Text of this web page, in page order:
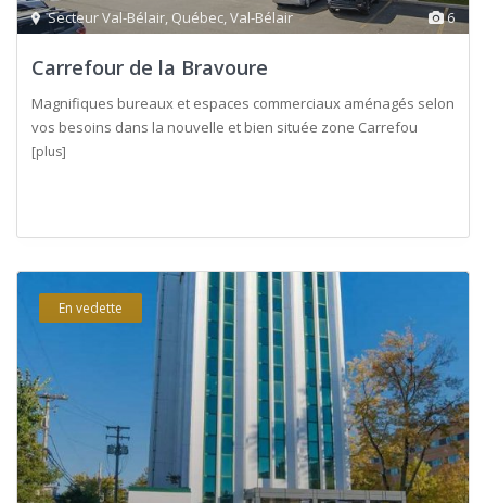
6
Secteur Val-Bélair, Québec,Val-Bélair
Carrefour de la Bravoure
Magnifiques bureaux et espaces commerciaux aménagés selon
vos besoins dans la nouvelle et bien située zone Carrefou
[plus]
En vedette